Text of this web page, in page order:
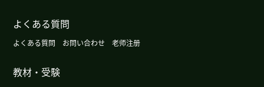
よくある質問
よくある質問 お問い合わせ 老师注册
教材・受験